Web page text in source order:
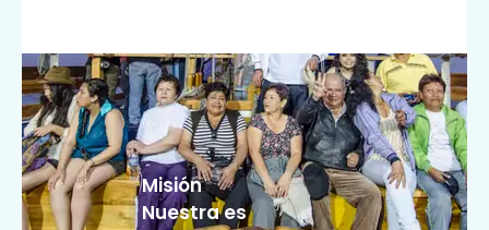
Misión
Nuestra es